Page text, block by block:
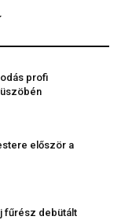
profi
először a
fűrész debütált